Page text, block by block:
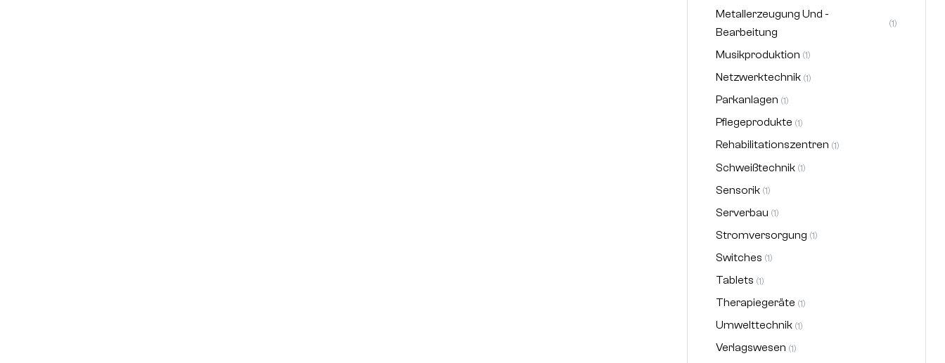
Metallerzeugung Und -
Bearbeitung
(1)
Musikproduktion (1)
Netzwerktechnik (1)
Parkanlagen (1)
Pflegeprodukte (1)
Rehabilitationszentren (1)
Schweißtechnik (1)
Sensorik (1)
Serverbau (1)
Stromversorgung (1)
Switches (1)
Tablets (1)
Therapiegeräte (1)
Umwelttechnik (1)
Verlagswesen (1)